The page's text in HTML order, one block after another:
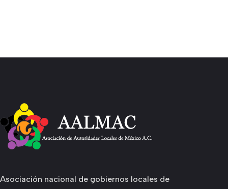
Asociación nacional de gobiernos locales de